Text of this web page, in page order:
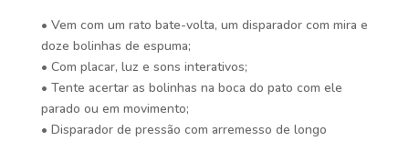
• Vem com um rato bate-volta, um disparador com mira e
doze bolinhas de espuma;
• Com placar, luz e sons interativos;
• Tente acertar as bolinhas na boca do pato com ele
parado ou em movimento;
• Disparador de pressão com arremesso de longo